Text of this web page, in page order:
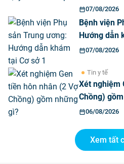
07/08/2026
Bệnh viện
Hướng dẫn
07/08/2026
Tin y tế
Xét nghiệm
Chồng)
06/08/2026
Xem tất